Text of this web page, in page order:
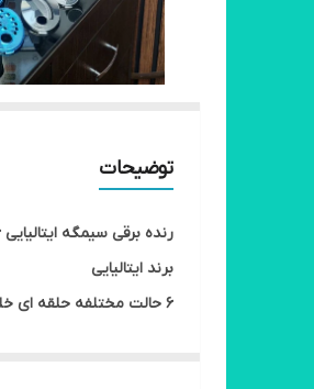
توضیحات
رنده برقی سیمگه‌ ایتالیایی ۶ حالته مدل 6in1
برند ایتالیایی
۶ حالت مختلفه حلقه ای خلالی و …